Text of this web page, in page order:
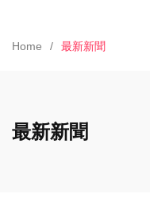
Home 最新新聞
最新新聞